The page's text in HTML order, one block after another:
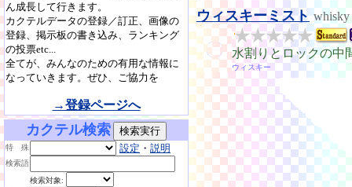
ん成長して行きます。
カクテルデータの登録／訂正、画像の
登録、掲示板の書き込み、ランキング
の投票etc...
全てが、みんなのための有用な情報に
なっていきます。ぜひ、ご協力を
→登録ページへ
カクテル検索
特 殊 設定 ・ 説明
検索語
検索対象:
ウィスキーミスト whisky
水割りとロックの中
ウィスキー